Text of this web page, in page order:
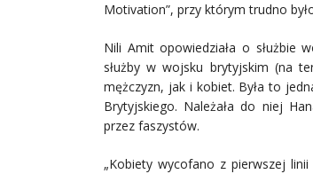
Motivation”, przy którym trudno
Nili Amit opowiedziała o służbie
służby w wojsku brytyjskim (na
mężczyzn, jak i kobiet. Była to
Brytyjskiego. Należała do niej
przez faszystów.
„Kobiety wycofano z pierwszej